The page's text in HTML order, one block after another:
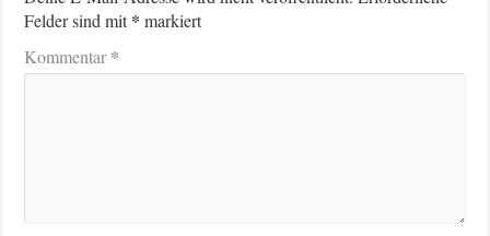
Felder sind mit* markiert
Kommentar*